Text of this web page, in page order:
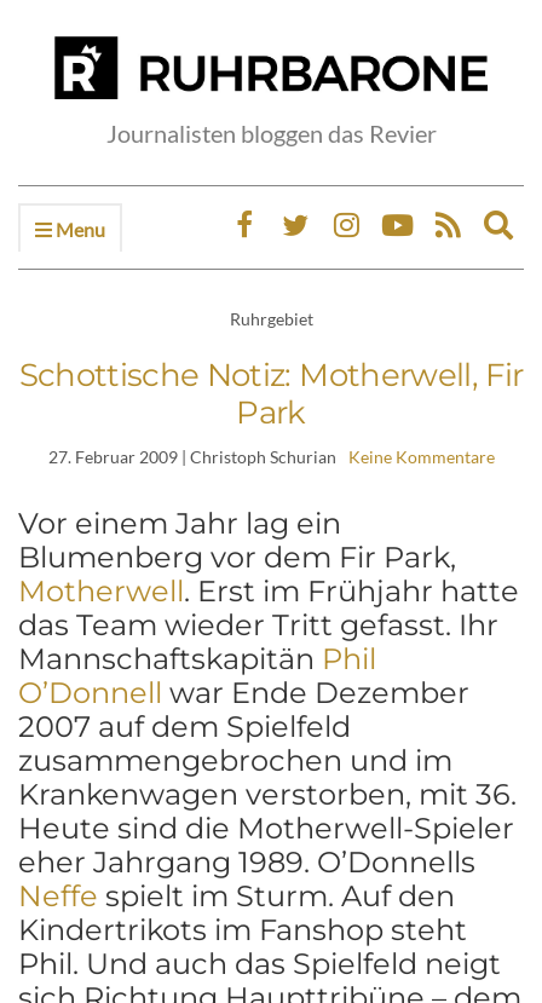
Journalisten bloggen das Revier
Menu
Ruhrgebiet
Schottische Notiz: Motherwell, Fir
Park
27. Februar 2009| Christoph Schurian Keine Kommentare
Vor einem Jahr lag ein
Blumenberg vor dem Fir Park,
Motherwell. Erst im Frühjahr hatte
das Team wieder Tritt gefasst. Ihr
Mannschaftskapitän Phil
O’Donnell war Ende Dezember
2007 auf dem Spielfeld
zusammengebrochen und im
Krankenwagen verstorben, mit 36.
Heute sind die Motherwell-Spieler
eher Jahrgang 1989. O’Donnells
Neffe spielt im Sturm. Auf den
Kindertrikots im Fanshop steht
Phil. Und auch das Spielfeld neigt